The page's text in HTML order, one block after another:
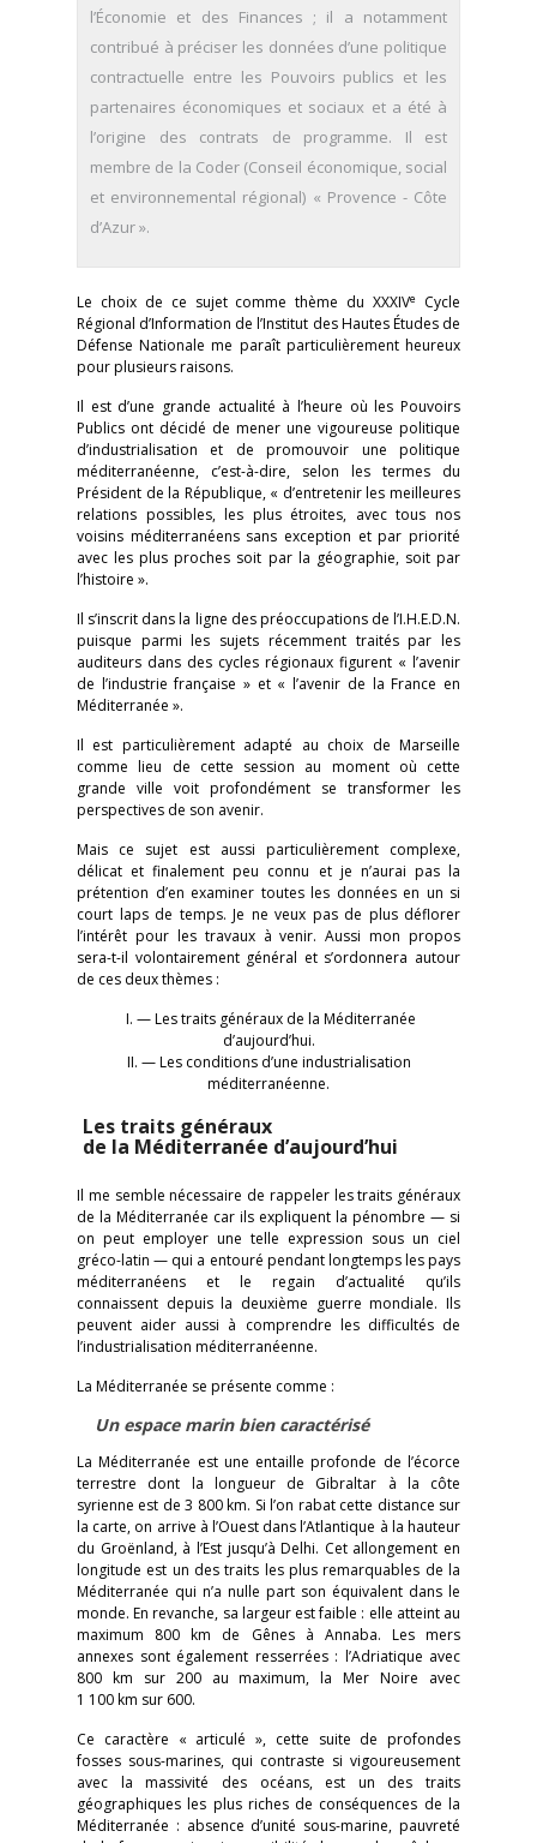
l’Économie et des Finances ; il a notamment
contribué à préciser les données d’une politique
contractuelle entre les Pouvoirs publics et les
partenaires économiques et sociaux et a été à
l’origine des contrats de programme. Il est
membre de la Coder (Conseil économique, social
et environnemental régional) « Provence - Côte
d’Azur ».
Le choix de ce sujet comme thème du XXXIVe
Cycle
Régional d’Information de l’Institut des Hautes Études de
Défense Nationale me paraît particulièrement heureux
pour plusieurs raisons.
Il est d’une grande actualité à l’heure où les Pouvoirs
Publics ont décidé de mener une vigoureuse politique
d’industrialisation et de promouvoir une politique
méditerranéenne, c’est-à-dire, selon les termes du
Président de la République, « d’entretenir les meilleures
relations possibles, les plus étroites, avec tous nos
voisins méditerranéens sans exception et par priorité
avec les plus proches soit par la géographie, soit par
l’histoire ».
Il s’inscrit dans la ligne des préoccupations de l’I.H.E.D.N.
puisque parmi les sujets récemment traités par les
auditeurs dans des cycles régionaux figurent « l’avenir
de l’industrie française » et « l’avenir de la France en
Méditerranée ».
Il est particulièrement adapté au choix de Marseille
comme lieu de cette session au moment où cette
grande ville voit profondément se transformer les
perspectives de son avenir.
Mais ce sujet est aussi particulièrement complexe,
délicat et finalement peu connu et je n’aurai pas la
prétention d’en examiner toutes les données en un si
court laps de temps. Je ne veux pas de plus déflorer
l’intérêt pour les travaux à venir. Aussi mon propos
sera-t-il volontairement général et s’ordonnera autour
de ces deux thèmes :
I. — Les traits généraux de la Méditerranée
d’aujourd’hui.
II. — Les conditions d’une industrialisation
méditerranéenne.
Les traits généraux
de la Méditerranée d’aujourd’hui
Il me semble nécessaire de rappeler les traits généraux
de la Méditerranée car ils expliquent la pénombre — si
on peut employer une telle expression sous un ciel
gréco-latin — qui a entouré pendant longtemps les pays
méditerranéens et le regain d’actualité qu’ils
connaissent depuis la deuxième guerre mondiale. Ils
peuvent aider aussi à comprendre les difficultés de
l’industrialisation méditerranéenne.
La Méditerranée se présente comme :
Un espace marin bien caractérisé
La Méditerranée est une entaille profonde de l’écorce
terrestre dont la longueur de Gibraltar à la côte
syrienne est de 3 800 km. Si l’on rabat cette distance sur
la carte, on arrive à l’Ouest dans l’Atlantique à la hauteur
du Groënland, à l’Est jusqu’à Delhi. Cet allongement en
longitude est un des traits les plus remarquables de la
Méditerranée qui n’a nulle part son équivalent dans le
monde. En revanche, sa largeur est faible : elle atteint au
maximum 800 km de Gênes à Annaba. Les mers
annexes sont également resserrées : l’Adriatique avec
800 km sur 200 au maximum, la Mer Noire avec
1 100 km sur 600.
Ce caractère « articulé », cette suite de profondes
fosses sous-marines, qui contraste si vigoureusement
avec la massivité des océans, est un des traits
géographiques les plus riches de conséquences de la
Méditerranée : absence d’unité sous-marine, pauvreté